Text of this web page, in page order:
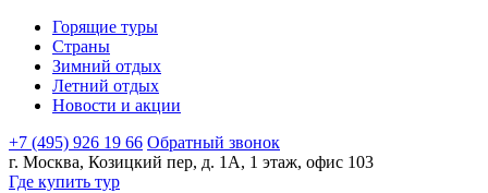
Горящие туры
Страны
Зимний отдых
Летний отдых
Новости и акции
+7 (495) 926 19 66 Обратный звонок
г. Москва, Козицкий пер, д. 1А, 1 этаж, офис 103
Где купить тур